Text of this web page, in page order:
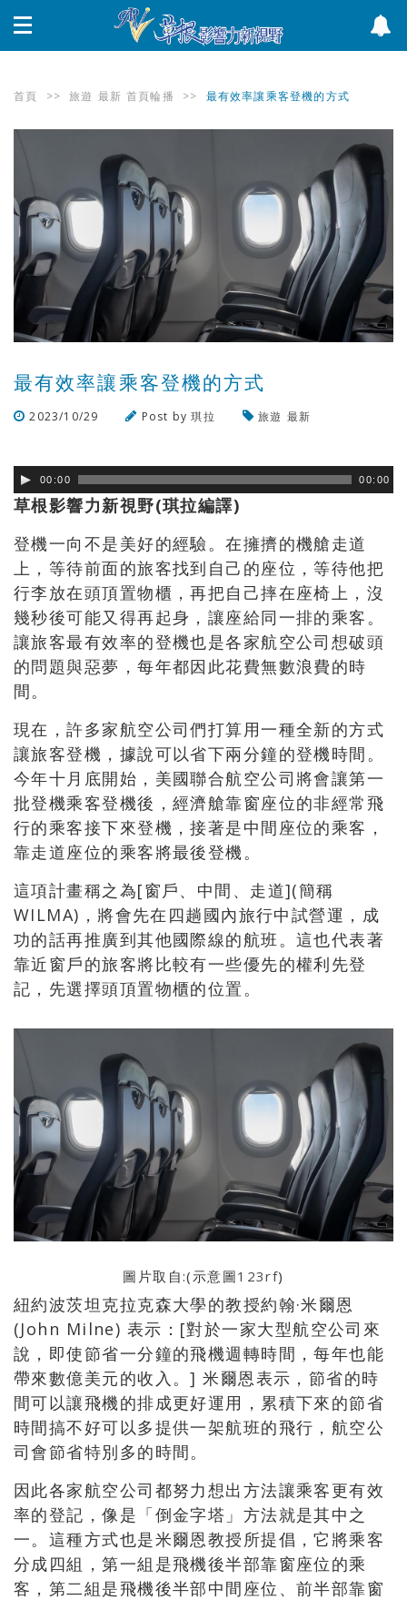
首頁 >> 旅遊 最新 首頁輪播 >> 最有效率讓乘客登機的方式
最有效率讓乘客登機的方式
2023/10/29 Post by琪拉 旅遊 最新
00:00 00:00
草根影響力新視野(琪拉編譯)
登機一向不是美好的經驗。在擁擠的機艙走道
上，等待前面的旅客找到自己的座位，等待他把
行李放在頭頂置物櫃，再把自己摔在座椅上，沒
幾秒後可能又得再起身，讓座給同一排的乘客。
讓旅客最有效率的登機也是各家航空公司想破頭
的問題與惡夢，每年都因此花費無數浪費的時
間。
現在，許多家航空公司們打算用一種全新的方式
讓旅客登機，據說可以省下兩分鐘的登機時間。
今年十月底開始，美國聯合航空公司將會讓第一
批登機乘客登機後，經濟艙靠窗座位的非經常飛
行的乘客接下來登機，接著是中間座位的乘客，
靠走道座位的乘客將最後登機。
這項計畫稱之為[窗戶、中間、走道](簡稱
WILMA)，將會先在四趟國內旅行中試營運，成
功的話再推廣到其他國際線的航班。這也代表著
靠近窗戶的旅客將比較有一些優先的權利先登
記，先選擇頭頂置物櫃的位置。
圖片取自:(示意圖123rf)
紐約波茨坦克拉克森大學的教授約翰·米爾恩
(John Milne) 表示：[對於一家大型航空公司來
說，即使節省一分鐘的飛機週轉時間，每年也能
帶來數億美元的收入。] 米爾恩表示，節省的時
間可以讓飛機的排成更好運用，累積下來的節省
時間搞不好可以多提供一架航班的飛行，航空公
司會節省特別多的時間。
因此各家航空公司都努力想出方法讓乘客更有效
率的登記，像是「倒金字塔」方法就是其中之
一。這種方式也是米爾恩教授所提倡，它將乘客
分成四組，第一組是飛機後半部靠窗座位的乘
客，第二組是飛機後半部中間座位、前半部靠窗